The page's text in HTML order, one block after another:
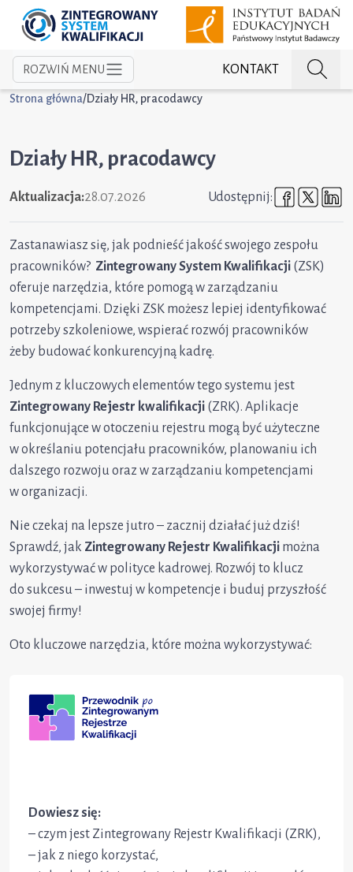
KONTAKT
ROZWIŃ MENU
Strona główna/Działy HR, pracodawcy
Działy HR, pracodawcy
Aktualizacja:28.07.2026 Udostępnij:
Zastanawiasz się, jak podnieść jakość swojego zespołu
pracowników? Zintegrowany System Kwalifikacji (ZSK)
oferuje narzędzia, które pomogą w zarządzaniu
kompetencjami. Dzięki ZSK możesz lepiej identyfikować
potrzeby szkoleniowe, wspierać rozwój pracowników
żeby budować konkurencyjną kadrę.
Jednym z kluczowych elementów tego systemu jest
Zintegrowany Rejestr kwalifikacji (ZRK). Aplikacje
funkcjonujące w otoczeniu rejestru mogą być użyteczne
w określaniu potencjału pracowników, planowaniu ich
dalszego rozwoju oraz w zarządzaniu kompetencjami
w organizacji.
Nie czekaj na lepsze jutro – zacznij działać już dziś!
Sprawdź, jak Zintegrowany Rejestr Kwalifikacji można
wykorzystywać w polityce kadrowej. Rozwój to klucz
do sukcesu – inwestuj w kompetencje i buduj przyszłość
swojej firmy!
Oto kluczowe narzędzia, które można wykorzystywać:
Dowiesz się:
– czym jest Zintegrowany Rejestr Kwalifikacji (ZRK),
– jak z niego korzystać,